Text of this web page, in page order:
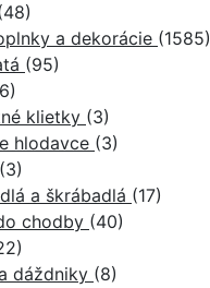
a dekorácie (1585)
(95)
klietky (3)
hlodavce (3)
(3)
a škrábadlá (17)
chodby (40)
dáždniky (8)